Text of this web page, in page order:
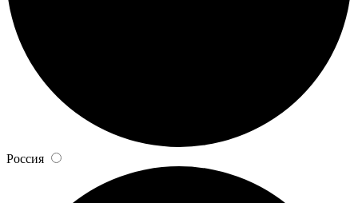
Россия